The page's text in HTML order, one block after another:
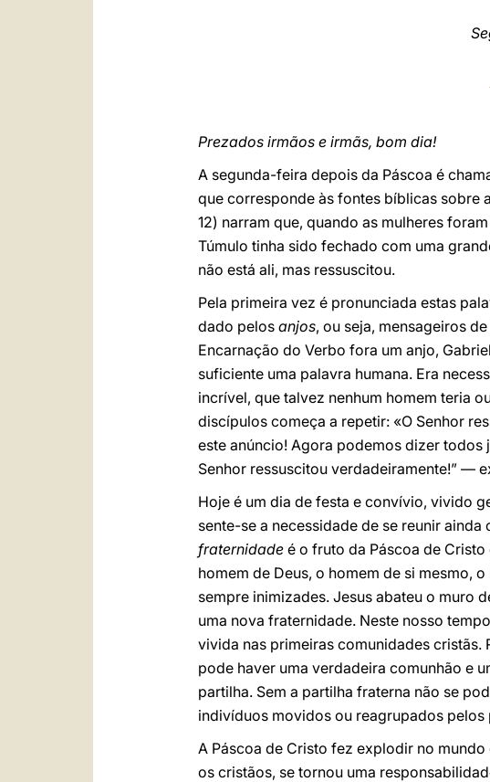
Prezados irmãos e irmãs, bom dia!
A segunda-feira depois da Páscoa é
que corresponde às fontes bíblicas sobre
12) narram que, quando as mulheres
Túmulo tinha sido fechado com uma
não está ali, mas ressuscitou.
Pela primeira vez é pronunciada estas
dado pelos anjos, ou seja, mensageiros
Encarnação do Verbo fora um anjo,
suficiente uma palavra humana. Era
incrível, que talvez nenhum homem teria
discípulos começa a repetir: «O Senhor
este anúncio! Agora podemos dizer todos
Senhor ressuscitou verdadeiramente!” —
Hoje é um dia de festa e convívio, vivido
sente-se a necessidade de se reunir
fraternidade é o fruto da Páscoa de
homem de Deus, o homem de si mesmo,
sempre inimizades. Jesus abateu o muro
uma nova fraternidade. Neste nosso
vivida nas primeiras comunidades cristãs.
pode haver uma verdadeira comunhão e
partilha. Sem a partilha fraterna não se
indivíduos movidos ou reagrupados
A Páscoa de Cristo fez explodir no mundo
os cristãos, se tornou uma